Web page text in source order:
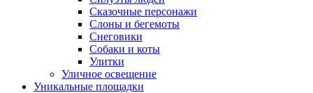
Сказочные персонажи
Слоны и бегемоты
Снеговики
Собаки и коты
Улитки
Уличное освещение
Уникальные площадки